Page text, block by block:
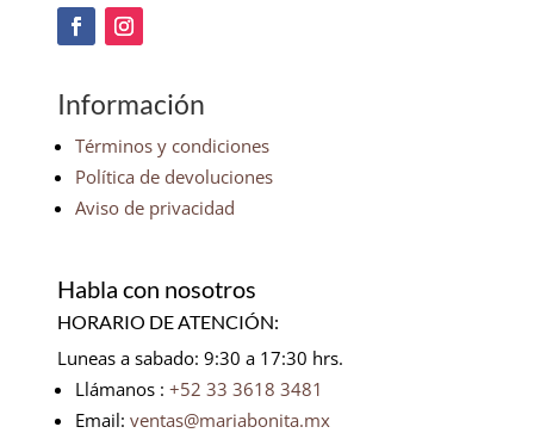
Información
Términos y condiciones
Política de devoluciones
Aviso de privacidad
Habla con nosotros
HORARIO DE ATENCIÓN:
Luneas a sabado: 9:30 a 17:30 hrs.
Llámanos : +52 33 3618 3481
Email: ventas@mariabonita.mx